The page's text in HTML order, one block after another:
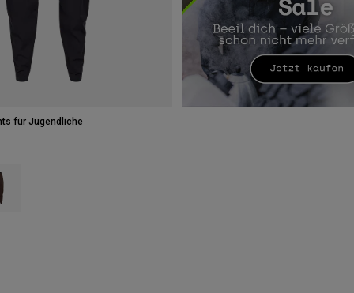
für Jugendliche
of Schwarz.
swatch type of Kakaobraun.